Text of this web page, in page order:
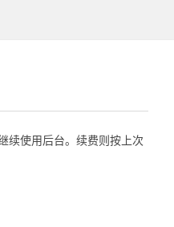
续使用后台。续费则按上次